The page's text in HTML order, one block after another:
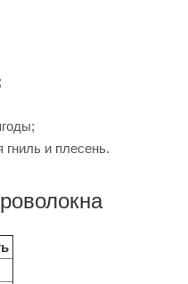
и плесень.